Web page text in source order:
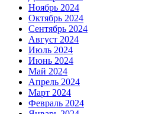
Ноябрь 2024
Октябрь 2024
Сентябрь 2024
Август 2024
Июль 2024
Июнь 2024
Май 2024
Апрель 2024
Март 2024
Февраль 2024